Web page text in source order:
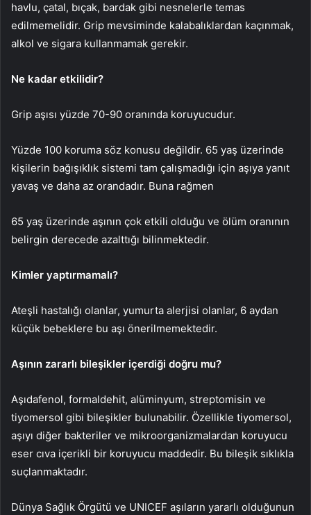
havlu, çatal, bıçak, bardak gibi nesnelerle temas
edilmemelidir. Grip mevsiminde kalabalıklardan kaçınmak,
alkol ve sigara kullanmamak gerekir.
Ne kadar etkilidir?
Grip aşısı yüzde 70-90 oranında koruyucudur.
Yüzde 100 koruma söz konusu değildir. 65 yaş üzerinde
kişilerin bağışıklık sistemi tam çalışmadığı için aşıya yanıt
yavaş ve daha az orandadır. Buna rağmen
65 yaş üzerinde aşının çok etkili olduğu ve ölüm oranının
belirgin derecede azalttığı bilinmektedir.
Kimler yaptırmamalı?
Ateşli hastalığı olanlar, yumurta alerjisi olanlar, 6 aydan
küçük bebeklere bu aşı önerilmemektedir.
Aşının zararlı bileşikler içerdiği doğru mu?
Aşıdafenol, formaldehit, alüminyum, streptomisin ve
tiyomersol gibi bileşikler bulunabilir. Özellikle tiyomersol,
aşıyı diğer bakteriler ve mikroorganizmalardan koruyucu
eser cıva içerikli bir koruyucu maddedir. Bu bileşik sıklıkla
suçlanmaktadır.
Dünya Sağlık Örgütü ve UNICEF aşıların yararlı olduğunun